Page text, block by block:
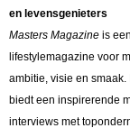
en levensgenieters
Masters Magazine is
lifestylemagazine voor
ambitie, visie en smaak.
biedt een inspirerende
interviews met